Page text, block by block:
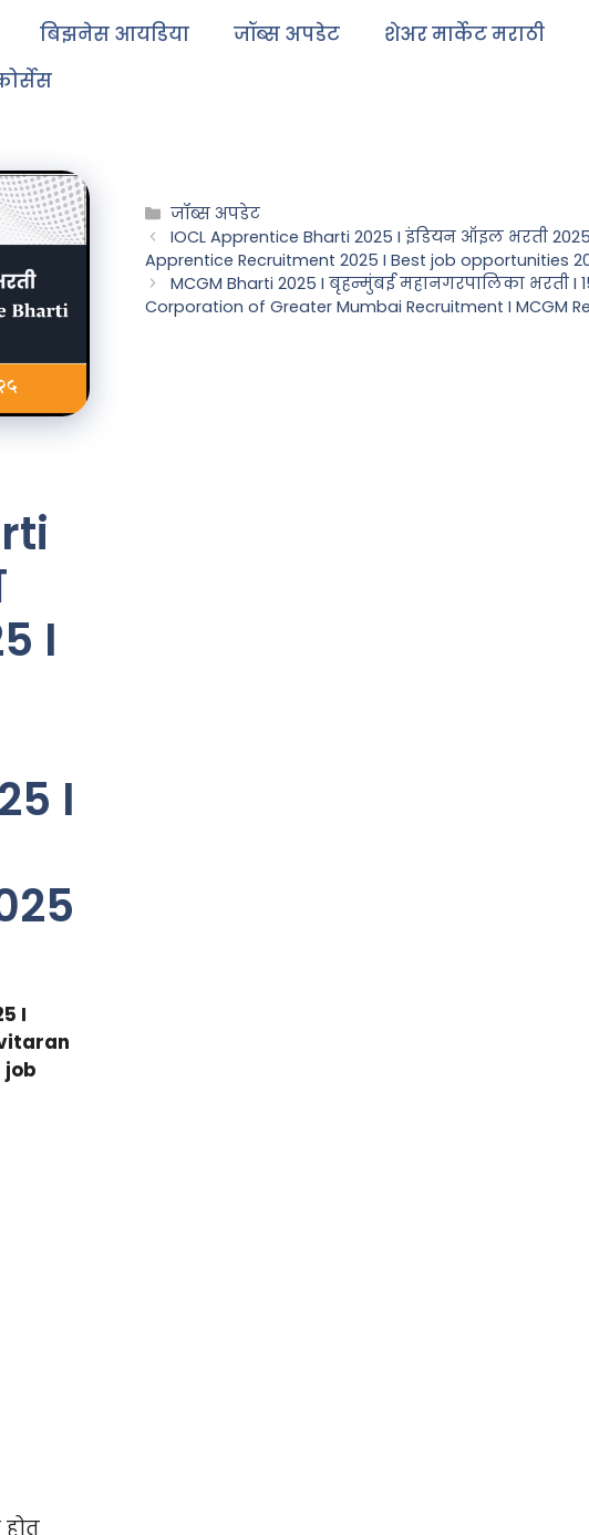
बिझनेस आयडिया जॉब्स अपडेट
शेअर मार्केट मराठी
I
I
I
job
होत
जॉब्स अपडेट
IOCL Apprentice Bharti 2025 I इंडियन ऑइल भरती
Apprentice Recruitment 2025 I Best job opportunities
MCGM Bharti 2025 I बृहन्मुंबई महानगरपालिका भरती
Corporation of Greater Mumbai Recruitment I MCGM